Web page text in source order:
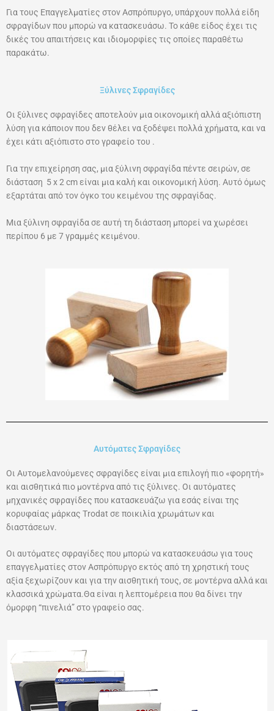
Για τους Επαγγελματίες στον Ασπρόπυργο, υπάρχουν πολλά είδη
σφραγίδων που μπορώ να κατασκευάσω. Το κάθε είδος έχει τις
δικές του απαιτήσεις και ιδιομορφίες τις οποίες παραθέτω
παρακάτω.
Ξύλινες Σφραγίδες
Οι ξύλινες σφραγίδες αποτελούν μια οικονομική αλλά αξιόπιστη
λύση για κάποιον που δεν θέλει να ξοδέψει πολλά χρήματα, και να
έχει κάτι αξιόπιστο στο γραφείο του .
Για την επιχείρηση σας, μια ξύλινη σφραγίδα πέντε σειρών, σε
διάσταση 5 x 2 cm είναι μια καλή και οικονομική λύση. Αυτό όμως
εξαρτάται από τον όγκο του κειμένου της σφραγίδας.
Μια ξύλινη σφραγίδα σε αυτή τη διάσταση μπορεί να χωρέσει
περίπου 6 με 7 γραμμές κειμένου.
Αυτόματες Σφραγίδες
Οι Αυτομελανούμενες σφραγίδες είναι μια επιλογή πιο «φορητή»
και αισθητικά πιο μοντέρνα από τις ξύλινες. Οι αυτόματες
μηχανικές σφραγίδες που κατασκευάζω για εσάς είναι της
κορυφαίας μάρκας Τrodat σε ποικιλία χρωμάτων και
διαστάσεων.
Οι αυτόματες σφραγίδες που μπορώ να κατασκευάσω για τους
επαγγελματίες στον Ασπρόπυργο εκτός από τη χρηστική τους
αξία ξεχωρίζουν και για την αισθητική τους, σε μοντέρνα αλλά και
κλασσικά χρώματα.Θα είναι η λεπτομέρεια που θα δίνει την
όμορφη “πινελιά” στο γραφείο σας.